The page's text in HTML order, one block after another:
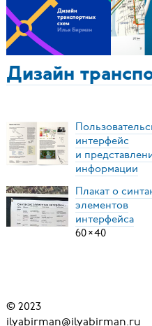
Дизайн
интерфейс
и
информации
Плакат о
элементов
интерфейса
60×40
© 2023
ilyabirman@ilyabirman.ru